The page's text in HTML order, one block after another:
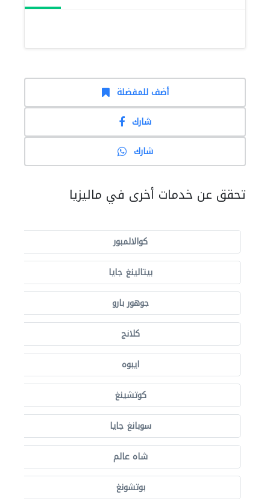
أضف للمفضلة
شارك
شارك
تحقق عن خدمات أخرى في ماليزيا
كوالالمبور
بيتالينغ جايا
جوهور بارو
كلانج
ايبوه
كوتشينغ
سوبانغ جايا
شاه عالم
بوتشونغ